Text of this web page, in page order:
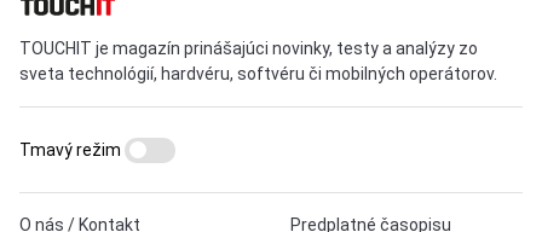
TOUCHIT je magazín prinášajúci novinky, testy a analýzy zo
sveta technológií, hardvéru, softvéru či mobilných operátorov.
O nás / Kontakt Predplatné časopisu
Tmavý režim